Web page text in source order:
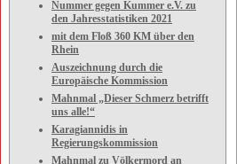
Nummer gegen Kummer e.V. zu
den Jahresstatistiken 2021
mit dem Floß 360 KM über den
Rhein
Auszeichnung durch die
Europäische Kommission
Mahnmal „Dieser Schmerz betrifft
uns alle!“
Karagiannidis in
Regierungskommission
Mahnmal zu Völkermord an